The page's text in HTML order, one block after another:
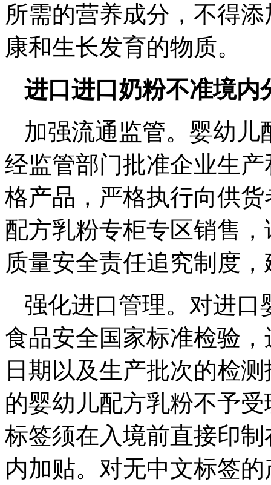
所需的营养成分，不得
康和生长发育的物质。
进口进口奶粉不准境内
加强流通监管。婴幼
经监管部门批准企业生
格产品，严格执行向供
配方乳粉专柜专区销售
质量安全责任追究制度
强化进口管理。对进口
食品安全国家标准检验
日期以及生产批次的检
的婴幼儿配方乳粉不予
标签须在入境前直接印
内加贴。对无中文标签